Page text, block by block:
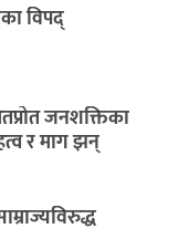
विपद्
जनशक्तिका
र माग झन्